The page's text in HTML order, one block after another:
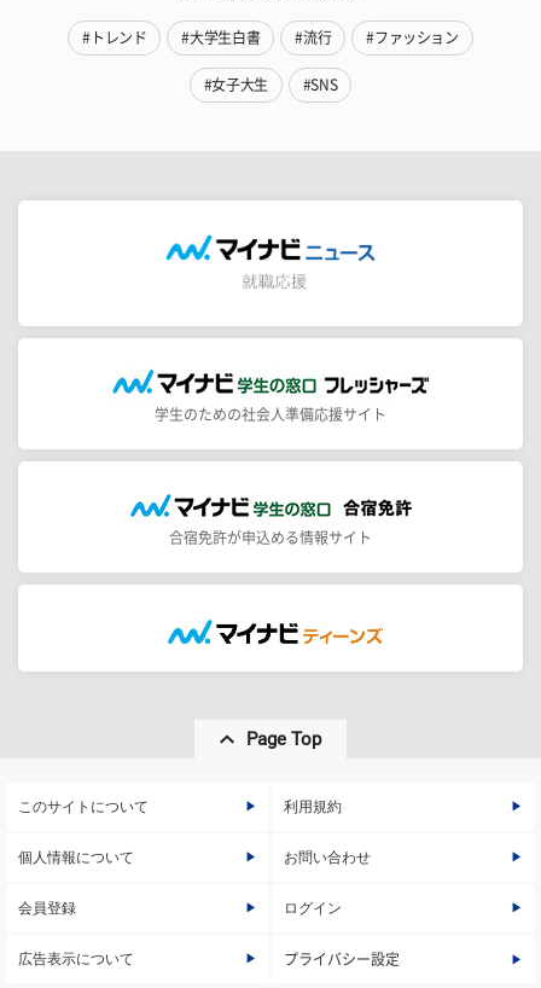
#トレンド #大学生白書 #流行 #ファッション
#女子大生 #SNS
学生のための社会人準備応援サイト
合宿免許が申込める情報サイト
Page Top
このサイトについて 利用規約
個人情報について お問い合わせ
会員登録 ログイン
広告表示について プライバシー設定